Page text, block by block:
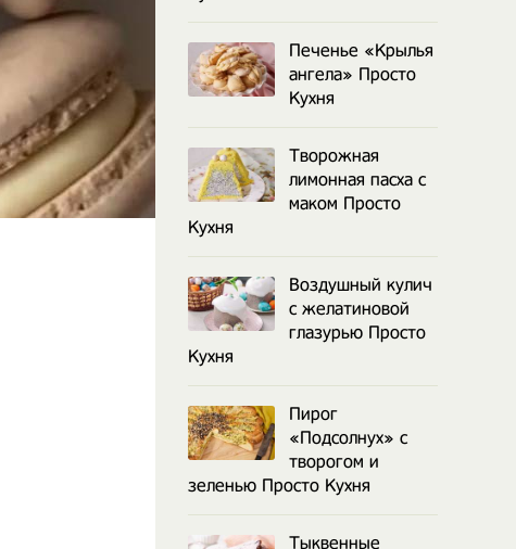
Печенье «Крылья
ангела» Просто
Кухня
Творожная
лимонная пасха с
маком Просто
Кухня
Воздушный кулич
с желатиновой
глазурью Просто
Кухня
Пирог
«Подсолнух» с
творогом и
зеленью Просто Кухня
Тыквенные